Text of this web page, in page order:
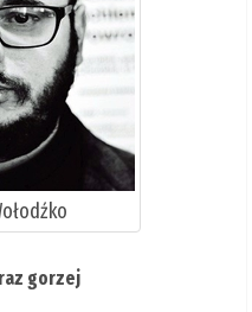
gorzej